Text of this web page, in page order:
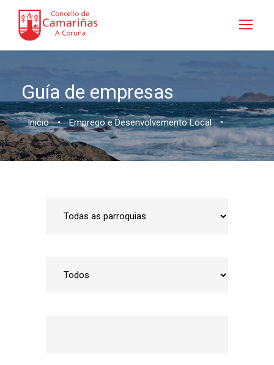
Guía de empresas
Inicio • Emprego e Desenvolvemento Local •